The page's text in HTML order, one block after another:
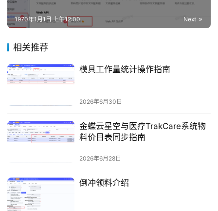
Next
1970年1月1日 上午12:00
相关推荐
模具工作量统计操作指南
2026年6月30日
金蝶云星空与医疗TrakCare系统物
料价目表同步指南
2026年6月28日
倒冲领料介绍